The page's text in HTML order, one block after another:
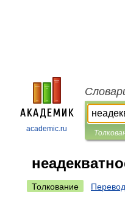
academic.ru
Толкование Перевод